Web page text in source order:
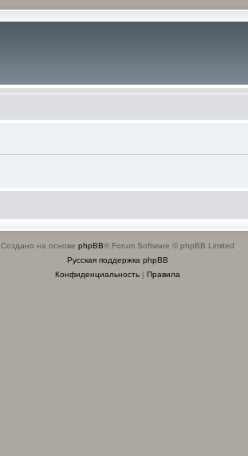
Создано на основе phpBB® Forum Software © phpBB Limited
Русская поддержка phpBB
Конфиденциальность| Правила